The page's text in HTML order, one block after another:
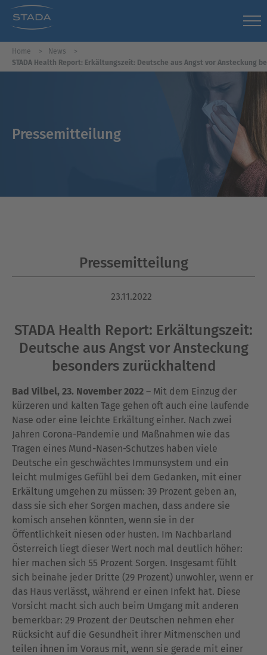
Home
News
STADA Health Report: Erkältungszeit: Deutsche aus Angst vor Ansteckung
Pressemitteilung
Pressemitteilung
23.11.2022
STADA Health Report: Erkältungszeit:
Deutsche aus Angst vor Ansteckung
besonders zurückhaltend
Bad Vilbel, 23. November 2022 – Mit dem Einzug der
kürzeren und kalten Tage gehen oft auch eine laufende
Nase oder eine leichte Erkältung einher. Nach zwei
Jahren Corona-Pandemie und Maßnahmen wie das
Tragen eines Mund-Nasen-Schutzes haben viele
Deutsche ein geschwächtes Immunsystem und ein
leicht mulmiges Gefühl bei dem Gedanken, mit einer
Erkältung umgehen zu müssen: 39 Prozent geben an,
dass sie sich eher Sorgen machen, dass andere sie
komisch ansehen könnten, wenn sie in der
Öffentlichkeit niesen oder husten. Im Nachbarland
Österreich liegt dieser Wert noch mal deutlich höher:
hier machen sich 55 Prozent Sorgen. Insgesamt fühlt
sich beinahe jeder Dritte (29 Prozent) unwohler, wenn er
das Haus verlässt, während er einen Infekt hat. Diese
Vorsicht macht sich auch beim Umgang mit anderen
bemerkbar: 29 Prozent der Deutschen nehmen eher
Rücksicht auf die Gesundheit ihrer Mitmenschen und
teilen ihnen im Voraus mit, wenn sie gerade mit einer